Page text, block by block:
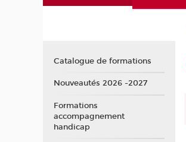
Catalogue de formations
Nouveautés 2026 -2027
Formations
accompagnement
handicap